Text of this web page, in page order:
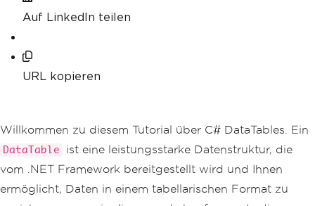
Auf LinkedIn teilen
URL kopieren
Willkommen zu diesem Tutorial über C# DataTables. Ein
DataTable
ist eine leistungsstarke Datenstruktur, die
vom .NET Framework bereitgestellt wird und Ihnen
ermöglicht, Daten in einem tabellarischen Format zu